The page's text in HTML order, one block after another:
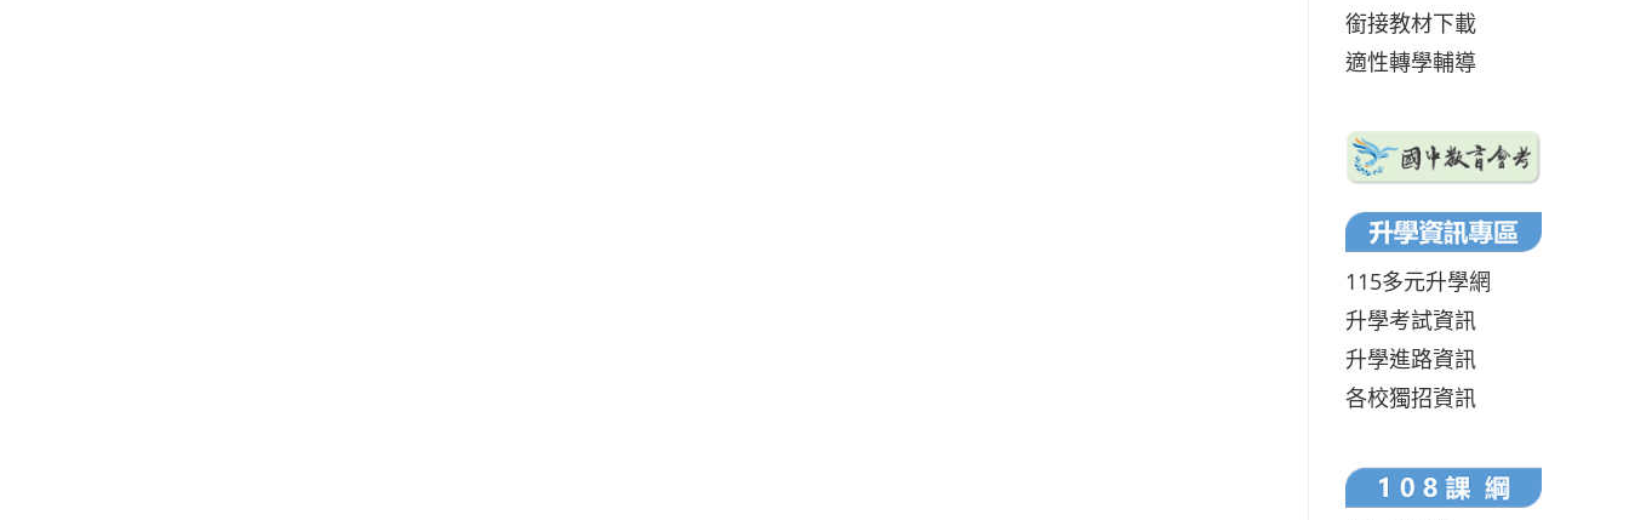
銜接教材下載
適性轉學輔導
115多元升學網
升學考試資訊
升學進路資訊
各校獨招資訊